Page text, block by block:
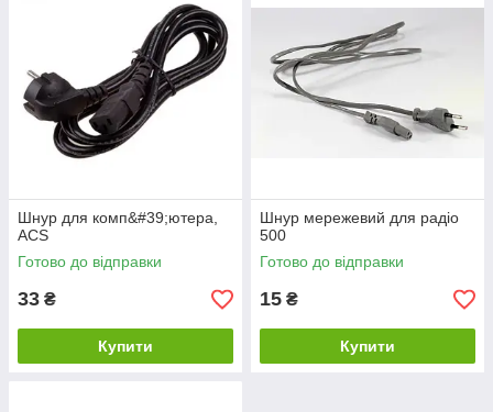
Шнур для комп&#39;ютера,
ACS
Готово до відправки
33 ₴
Купити
Шнур мережевий для радіо
500
Готово до відправки
15 ₴
Купити